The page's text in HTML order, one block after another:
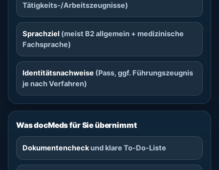
Tätigkeits-/Arbeitszeugnisse)
Sprachziel (meist B2 allgemein + medizinische
Fachsprache)
Identitätsnachweise (Pass, ggf. Führungszeugnis
je nach Verfahren)
Was docMeds für Sie übernimmt
Dokumentencheck und klare To-Do-Liste